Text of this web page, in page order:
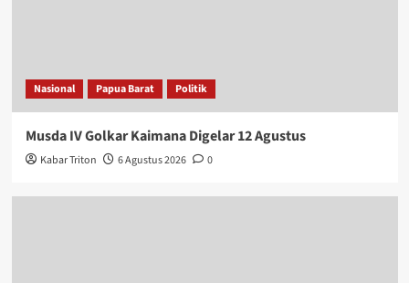
Nasional Papua Barat Politik
Musda IV Golkar Kaimana Digelar 12 Agustus
Kabar Triton 6 Agustus 2026 0